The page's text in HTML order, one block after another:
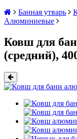
Банная утварь
Алюминиевые
Ковш для
(средний),